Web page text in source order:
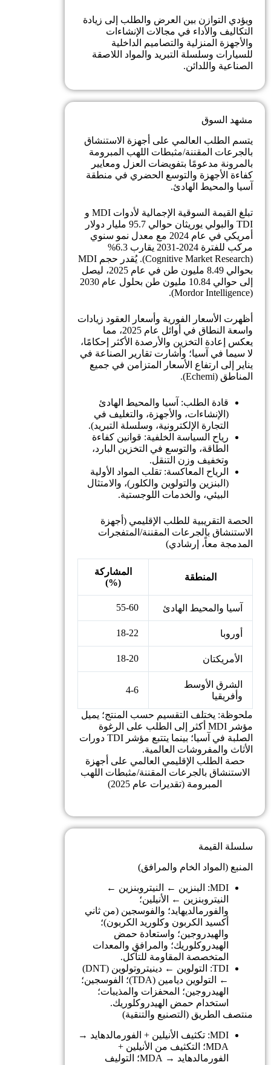
ويؤدي التوازن بين العرض والطلب إلى زيادة
التكاليف والأداء في مجالات الإنشاءات
والأجهزة المنزلية والتصاميم الداخلية
للسيارات وسلسلة التبريد والمواد اللاصقة
الصناعية واللدائن.
مشهد السوق
يتسم الطلب العالمي على أجهزة الاستنشاق
بالجرعات المقننة/مثبطات اللهب المبرومة
بالمرونة مدعومًا بتفويضات العزل ومعايير
كفاءة الأجهزة والتوسع الحضري في منطقة
آسيا والمحيط الهادئ.
تبلغ القيمة السوقية الإجمالية لأدوات MDI و
TDI والبولي يوريثان حوالي 95.7 مليار دولار
أمريكي في عام 2024 مع معدل نمو سنوي
مركب للفترة 2024-2031 يقارب 6.3%
(Cognitive Market Research). يُقدر حجم MDI
بحوالي 8.49 مليون طن في عام 2025، ليصل
إلى حوالي 10.84 مليون طن بحلول عام 2030
(Mordor Intelligence).
أظهرت الأسعار الفورية وأسعار العقود زيادات
واسعة النطاق في أوائل عام 2025، مما
يعكس إعادة التخزين والأرصدة الأكثر إحكامًا،
لا سيما في آسيا؛ وأشارت تقارير الصناعة في
يناير إلى ارتفاع الأسعار المتزامن في جميع
المناطق (Echemi).
قادة الطلب: آسيا والمحيط الهادئ
(الإنشاءات، والأجهزة، والتغليف في
التجارة الإلكترونية، وسلسلة التبريد).
رياح السياسة الخلفية: قوانين كفاءة
الطاقة، والتوسع في التخزين البارد،
وتخفيف وزن التنقل.
الرياح المعاكسة: تقلب المواد الأولية
(البنزين والتولوين والكلور)، والامتثال
البيئي، والخدمات اللوجستية.
الحصة التقريبية للطلب الإقليمي (أجهزة
الاستنشاق بالجرعات المقننة/المتفجرات
المدمجة معاً، إرشادي)
المنطقة
المشاركة
(%)
آسيا والمحيط الهادئ 55-60
أوروبا 18-22
الأمريكتان 18-20
الشرق الأوسط
وأفريقيا
4-6
ملحوظة: يختلف التقسيم حسب المنتج؛ يميل
مؤشر MDI أكثر إلى الطلب على الرغوة
الصلبة في آسيا؛ بينما يتتبع مؤشر TDI دورات
الأثاث والمفروشات العالمية.
حصة الطلب الإقليمي العالمي على أجهزة
الاستنشاق بالجرعات المقننة/مثبطات اللهب
المبرومة (تقديرات عام 2025)
سلسلة القيمة
المنبع (المواد الخام والمرافق)
MDI: البنزين ← النيتروبنزين ←
النيتروبنزين ← الأنيلين؛
والفورمالديهايد؛ والفوسجين (من ثاني
أكسيد الكربون وكلوريد الكربون)؛
والهيدروجين؛ واستعادة حمض
الهيدروكلوريك؛ والمرافق والمعدات
المتخصصة المقاومة للتآكل.
TDI: التولوين ← دينيتروتولوين (DNT)
← التولوين ديامين (TDA)؛ الفوسجين؛
الهيدروجين؛ المحفزات والمذيبات؛
استخدام حمض الهيدروكلوريك.
منتصف الطريق (التصنيع والتنقية)
MDI: تكثيف الأنيلين + الفورمالدهايد →
MDA؛ التكثيف من الأنيلين +
الفورمالدهايد → MDA؛ التوليف